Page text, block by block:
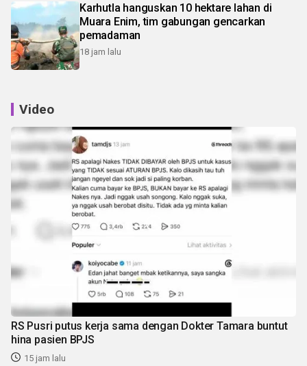
Karhutla hanguskan 10 hektare lahan di
Muara Enim, tim gabungan gencarkan
pemadaman
18 jam lalu
Video
RS Pusri putus kerja sama dengan Dokter Tamara buntut
hina pasien BPJS
15 jam lalu